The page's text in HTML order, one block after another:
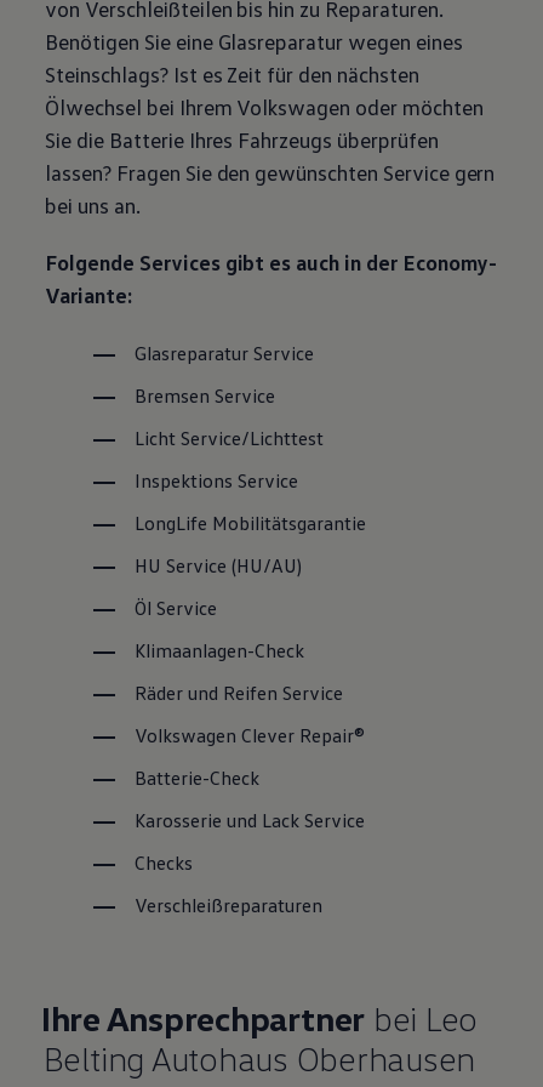
Magazin
Lifestyle
Transport
Familie
Elektromobilität
Volkswagen R
Pannen- und Unfallhilfe
Volkswagen Kundenbetreuung
von Verschleißteilen bis hin zu Reparaturen.
Benötigen Sie eine Glasreparatur wegen eines
Steinschlags? Ist es Zeit für den nächsten
Ölwechsel bei Ihrem Volkswagen oder möchten
Sie die Batterie Ihres Fahrzeugs überprüfen
lassen? Fragen Sie den gewünschten Servicegern
bei uns an.
Folgende Services gibt es auch in der Economy-
Variante:
Glasreparatur Service
Bremsen Service
Licht Service/Lichttest
Inspektions Service
LongLife Mobilitätsgarantie
HU Service (HU/AU)
Öl Service
Klimaanlagen-Check
Räder und Reifen Service
Volkswagen Clever Repair®
Batterie-Check
Karosserie und Lack Service
Checks
Verschleißreparaturen
Ihre Ansprechpartner bei Leo
Belting Autohaus Oberhausen